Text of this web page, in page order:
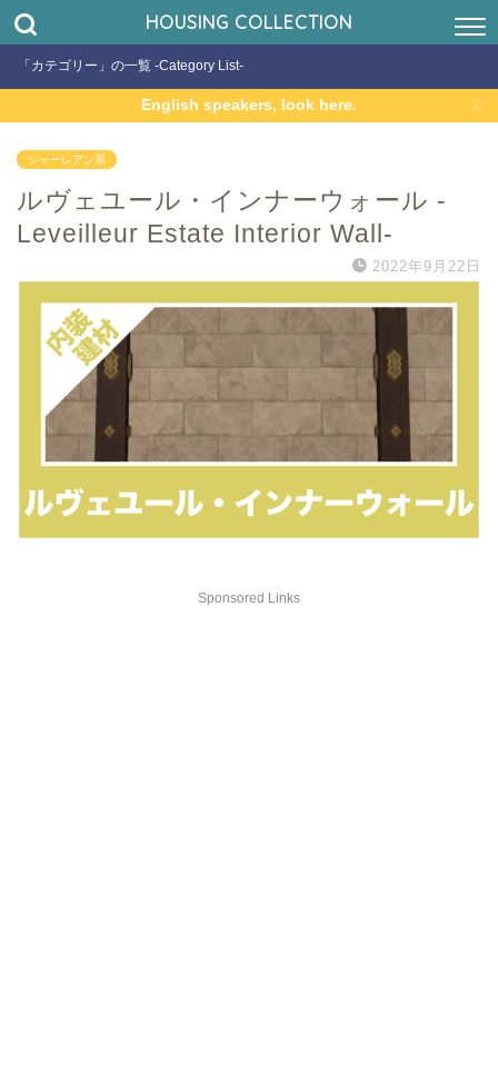
HOUSING COLLECTION
「カテゴリー」の一覧 -Category List-
English speakers, look here.
シャーレアン系
ルヴェユール・インナーウォール -
Leveilleur Estate Interior Wall-
2022年9月22日
Sponsored Links